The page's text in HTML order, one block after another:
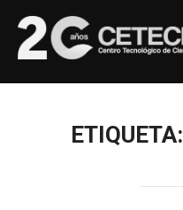
ETIQUETA: